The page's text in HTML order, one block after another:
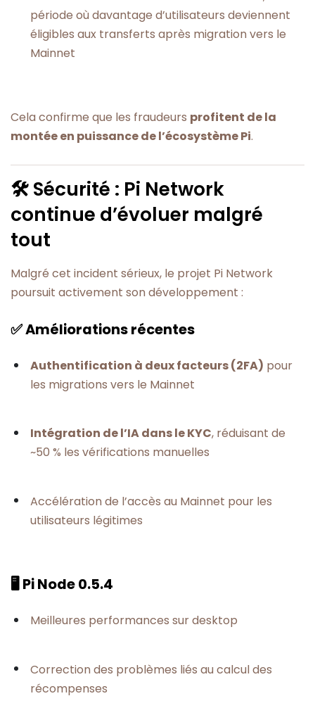
période où davantage d’utilisateurs deviennent
éligibles aux transferts après migration vers le
Mainnet
Cela confirme que les fraudeurs profitent de la
montée en puissance de l’écosystème Pi.
🛠️ Sécurité : Pi Network
continue d’évoluer malgré
tout
Malgré cet incident sérieux, le projet Pi Network
poursuit activement son développement :
✅ Améliorations récentes
Authentification à deux facteurs (2FA) pour
les migrations vers le Mainnet
Intégration de l’IA dans le KYC, réduisant de
~50 % les vérifications manuelles
Accélération de l’accès au Mainnet pour les
utilisateurs légitimes
🖥️ Pi Node 0.5.4
Meilleures performances sur desktop
Correction des problèmes liés au calcul des
récompenses